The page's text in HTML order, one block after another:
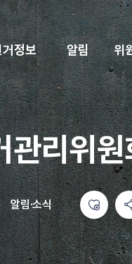
거정보 알림 위
관리위
알림·소식